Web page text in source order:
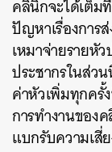
คลินิกจะได้เต็ม
ปัญหาเรื่องการ
เหมาจ่ายรายหั
ประชากรในส่ว
ค่าหัวเพิ่มทุกครั้
การทำงานของ
แบกรับความเสี่